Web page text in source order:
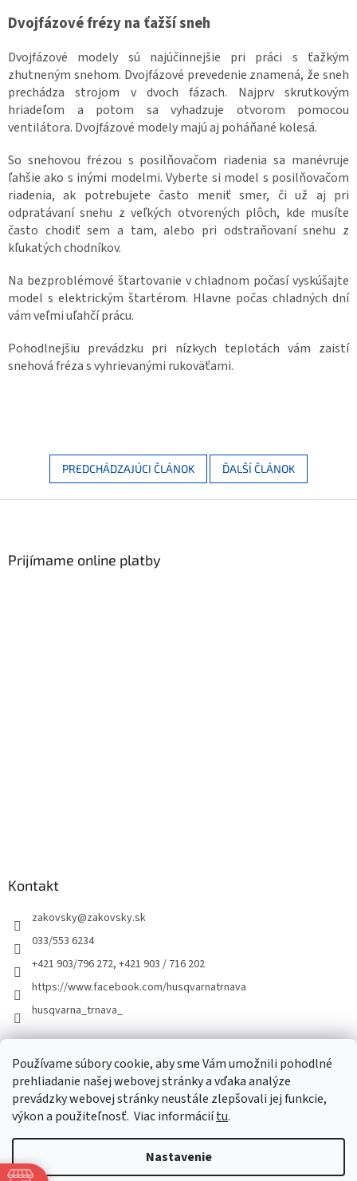
Používame súbory cookie, aby sme Vám umožnili pohodlné
prehliadanie našej webovej stránky a vďaka analýze
prevádzky webovej stránky neustále zlepšovali jej funkcie,
výkon a použiteľnosť. Viac informáciítu.
Nastavenie
Dvojfázové frézy na ťažší sneh
Dvojfázové modely sú najúčinnejšie pri práci s ťažkým
zhutneným snehom. Dvojfázové prevedenie znamená, že sneh
prechádza strojom v dvoch fázach. Najprv skrutkovým
hriadeľom a potom sa vyhadzuje otvorom pomocou
ventilátora. Dvojfázové modely majú aj poháňané kolesá.
So snehovou frézou s posilňovačom riadenia sa manévruje
ľahšie ako s inými modelmi. Vyberte si model s posilňovačom
riadenia, ak potrebujete často meniť smer, či už aj pri
odpratávaní snehu z veľkých otvorených plôch, kde musíte
často chodiť sem a tam, alebo pri odstraňovaní snehu z
kľukatých chodníkov.
Na bezproblémové štartovanie v chladnom počasí vyskúšajte
model s elektrickým štartérom. Hlavne počas chladných dní
vám veľmi uľahčí prácu.
Pohodlnejšiu prevádzku pri nízkych teplotách vám zaistí
snehová fréza s vyhrievanými rukoväťami.
PREDCHÁDZAJÚCI ČLÁNOK ĎALŠÍ ČLÁNOK
Prijímame online platby
Kontakt
zakovsky@zakovsky.sk
033/553 6234
+421 903/796 272, +421 903 / 716 202
https://www.facebook.com/husqvarnatrnava
husqvarna_trnava_
Facebook
Vytvoril Shoptet